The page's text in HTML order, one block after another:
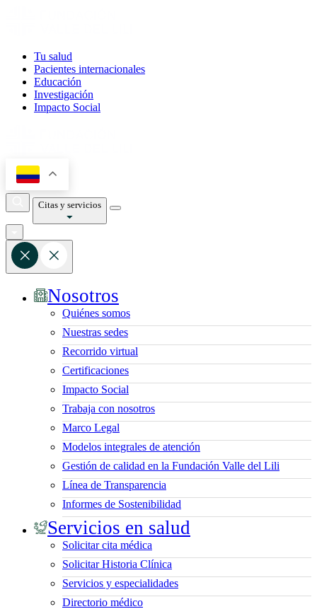
Tu salud
Pacientes internacionales
Educación
Investigación
Impacto Social
Citas y servicios
Nosotros
Quiénes somos
Nuestras sedes
Recorrido virtual
Certificaciones
Impacto Social
Trabaja con nosotros
Marco Legal
Modelos integrales de atención
Gestión de calidad en la Fundación Valle del Lili
Línea de Transparencia
Informes de Sostenibilidad
Servicios en salud
Solicitar cita médica
Solicitar Historia Clínica
Servicios y especialidades
Directorio médico